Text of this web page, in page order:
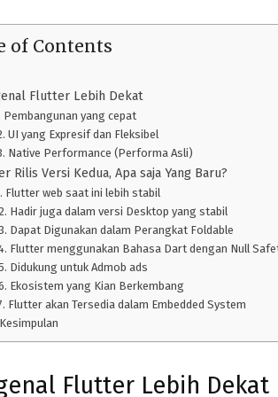
of Contents
Flutter Lebih Dekat
Pembangunan yang cepat
UI yang Expresif dan Fleksibel
Native Performance (Performa Asli)
Rilis Versi Kedua, Apa saja Yang Baru?
Flutter web saat ini lebih stabil
Hadir juga dalam versi Desktop yang stabil
Dapat Digunakan dalam Perangkat Foldable
Flutter menggunakan Bahasa Dart dengan Null
Didukung untuk Admob ads
Ekosistem yang Kian Berkembang
Flutter akan Tersedia dalam Embedded System
Kesimpulan
Flutter Lebih Dekat